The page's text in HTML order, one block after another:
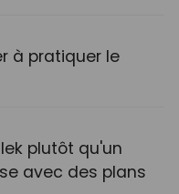
à pratiquer le
plutôt qu'un
avec des plans